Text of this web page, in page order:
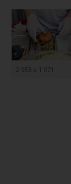
2 953 x 1 971